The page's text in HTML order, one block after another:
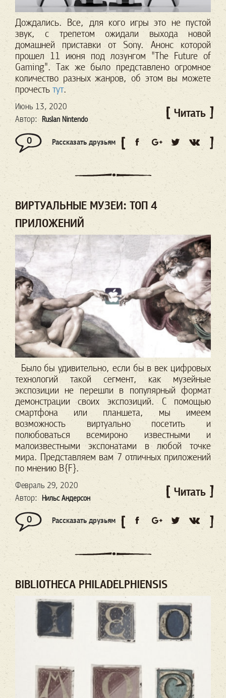
Дождались. Все, для кого игры это не пустой
звук, с трепетом ожидали выхода новой
домашней приставки от Sony. Анонс которой
прошел 11 июня под лозунгом "The Future of
Gaming". Так же было представлено огромное
количество разных жанров, об этом вы можете
прочесть тут.
Июнь 13, 2020
Автор:
Ruslan Nintendo Читать
0 Рассказать друзьям
ВИРТУАЛЬНЫЕ МУЗЕИ: ТОП 4
ПРИЛОЖЕНИЙ
Было бы удивительно, если бы в век цифровых
технологий такой сегмент, как музейные
экспозиции не перешли в популярный формат
демонстрации своих экспозиций. С помощью
смартфона или планшета, мы имеем
возможность виртуально посетить и
полюбоваться всемироно известными и
малоизвестными экспонатами в любой точке
мира. Представляем вам 7 отличных приложений
по мнению B{F}.
Февраль 29, 2020
Автор:
Нильс Андерсон Читать
0 Рассказать друзьям
BIBLIOTHECA PHILADELPHIENSIS